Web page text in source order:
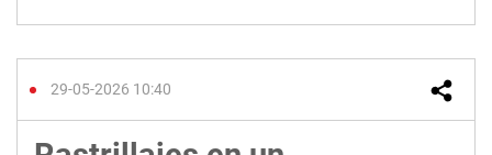
29-05-2026 10:40